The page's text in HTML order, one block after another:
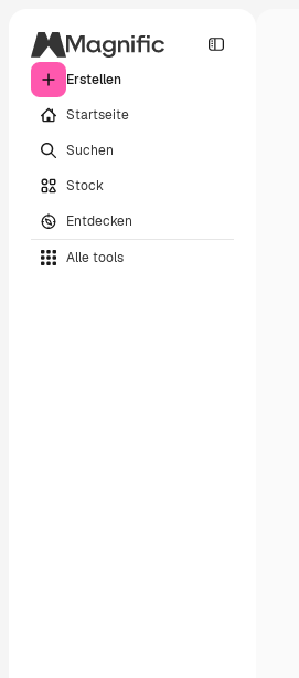
Erstellen
Startseite
Suchen
Stock
Entdecken
Alle tools